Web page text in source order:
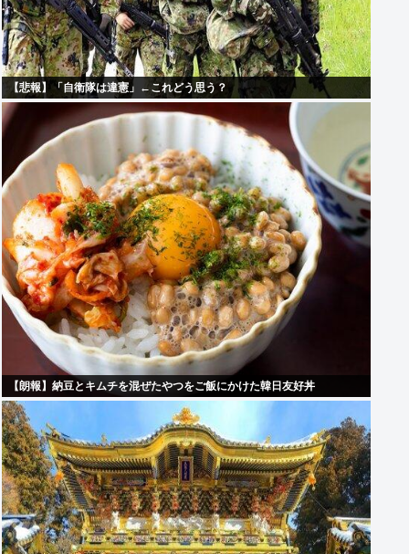
【悲報】「自衛隊は違憲」←これどう思う？
【朗報】納豆とキムチを混ぜたやつをご飯にかけた韓日友好丼